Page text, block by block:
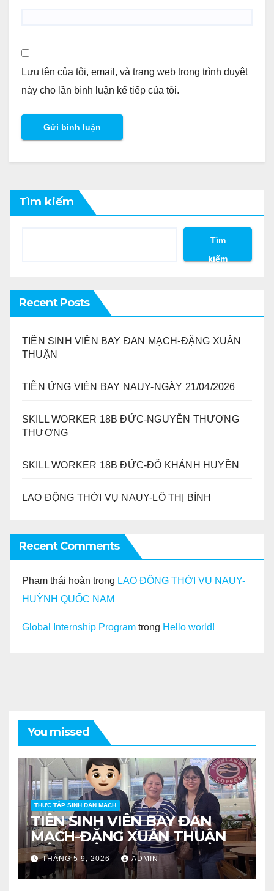
Lưu tên của tôi, email, và trang web trong trình duyệt
này cho lần bình luận kế tiếp của tôi.
Tìm kiếm
Tìm
kiếm
Recent Posts
TIỄN SINH VIÊN BAY ĐAN MẠCH-ĐẶNG XUÂN
THUẬN
TIỄN ỨNG VIÊN BAY NAUY-NGÀY 21/04/2026
SKILL WORKER 18B ĐỨC-NGUYỄN THƯƠNG
THƯƠNG
SKILL WORKER 18B ĐỨC-ĐỖ KHÁNH HUYỀN
LAO ĐỘNG THỜI VỤ NAUY-LÔ THỊ BÌNH
Recent Comments
Phạm thái hoàn trong LAO ĐỘNG THỜI VỤ NAUY-
HUỲNH QUỐC NAM
Global Internship Program trong Hello world!
You missed
THỰC TẬP SINH ĐAN MẠCH
TIỄN SINH VIÊN BAY ĐAN
MẠCH-ĐẶNG XUÂN THUẬN
THÁNG 5 9, 2026 ADMIN